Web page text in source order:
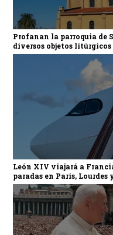
Profanan la parroquia de
diversos objetos litúrgicos
León XIV viajará a
paradas en París, Lourdes